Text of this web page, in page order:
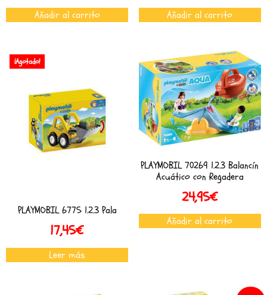
Añadir al carrito Añadir al carrito
¡Agotado!
PLAYMOBIL 6775 1.2.3 Pala
17,45€
Leer más
PLAYMOBIL 70269 1.2.3 Balancín
Acuático con Regadera
24,95€
Añadir al carrito